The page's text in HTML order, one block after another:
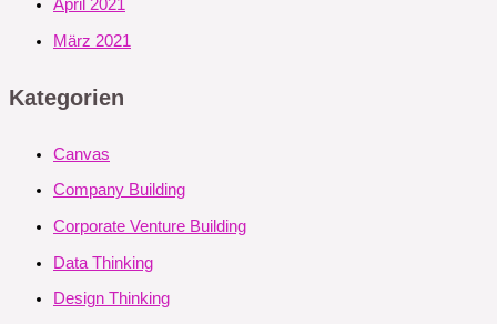
April 2021
März 2021
Kategorien
Canvas
Company Building
Corporate Venture Building
Data Thinking
Design Thinking